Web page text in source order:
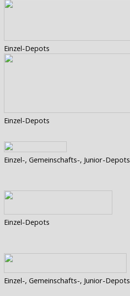
Einzel-Depots
Einzel-Depots
Einzel-, Gemeinschafts-, Junior-Depots
Einzel-Depots
Einzel-, Gemeinschafts-, Junior-Depots